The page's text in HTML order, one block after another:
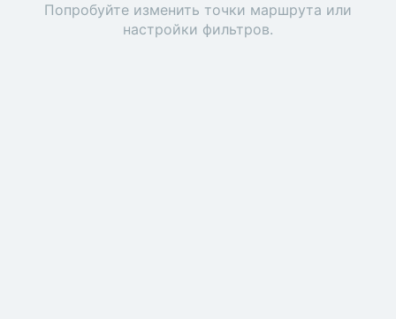
Попробуйте изменить точки маршрута или
настройки фильтров.